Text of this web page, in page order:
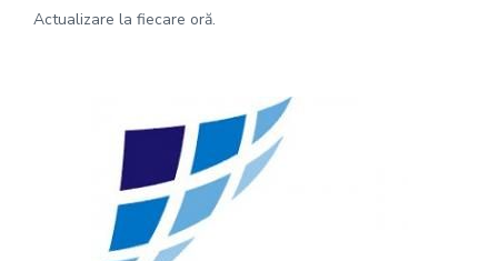
Actualizare la fiecare oră.